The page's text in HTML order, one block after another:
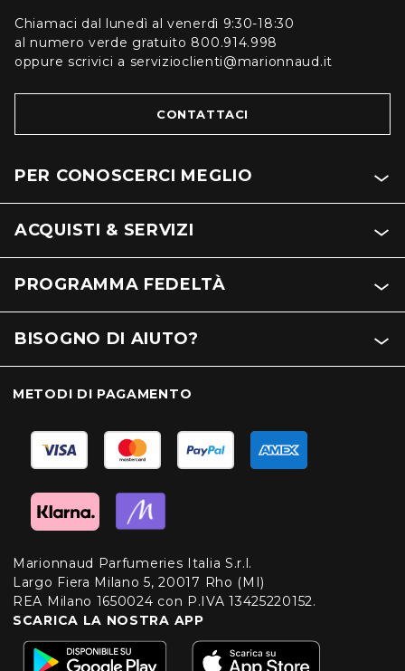
Chiamaci dal lunedì al venerdì 9:30-18:30
al numero verde gratuito 800.914.998
oppure scrivici a servizioclienti@marionnaud.it
CONTATTACI
PER CONOSCERCI MEGLIO
ACQUISTI & SERVIZI
PROGRAMMA FEDELTÀ
BISOGNO DI AIUTO?
METODI DI PAGAMENTO
Marionnaud Parfumeries Italia S.r.l.
Largo Fiera Milano 5, 20017 Rho (MI)
REA Milano 1650024 con P.IVA 13425220152.
SCARICA LA NOSTRA APP